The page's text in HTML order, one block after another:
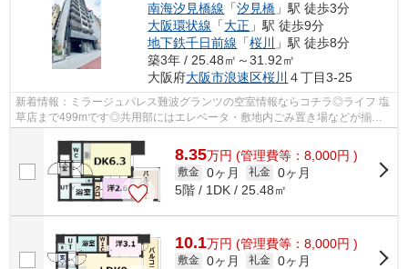
南海汐見橋線 「汐見橋 」駅 徒歩3分
大阪環状線 「大正 」駅 徒歩9分
地下鉄千日前線 「桜川
」駅 徒歩8分
築3年 / 25.48㎡～31.92㎡
大阪府大阪市浪速区桜川 ４丁目3-25
新着情報：ミラージュパレス難波グランツの空室情報ならコチラ◎ライフ 塩
草店まで499mです◎共用部にはエレベータ・敷地内ごみ置き場などが揃っ
8.35万円 (管理費等：8,000円 )
敷金 0ヶ月 礼金 0ヶ月
5階 / 1DK / 25.48㎡
10.1万円 (管理費等：8,000円 )
敷金 0ヶ月 礼金 0ヶ月